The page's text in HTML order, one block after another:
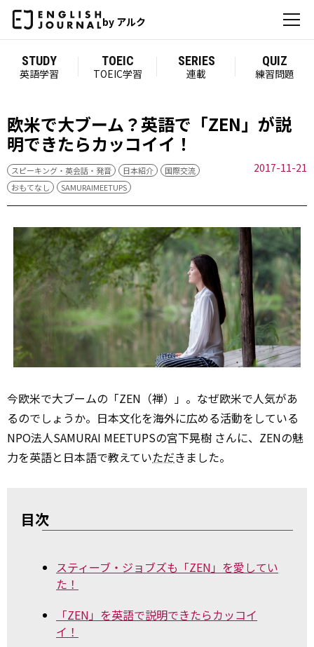
by アルク
STUDY
英語学習
TOEIC
TOEIC学習
SERIES
連載
QUIZ
練習問題
欧米で大ブーム？英語で「ZEN」が説
明できたらカッコイイ！
スピーキング・英会話・発音 日本紹介
国際交流
おもてなし
SAMURAIMEETUPS
2017-11-21
今欧米で大ブームの「ZEN（禅）」。なぜ欧米で人気があ
るのでしょうか。日本文化を海外に広める活動をしている
NPO法人SAMURAI MEETUPSの宮下晃樹 さんに、ZENの魅
力を英語と日本語で教えていただきました。
目次
スティーブ・ジョブズも「ZEN」を愛してい
た！
「ZEN」を英語で説明できたらカッコイ
イ！